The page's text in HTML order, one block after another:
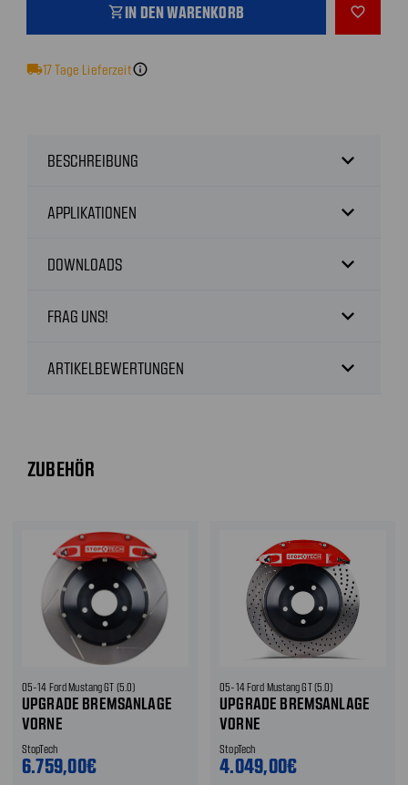
shopping_cartIN DEN WARENKORB favorite_outline
local_shipping17Tage Lieferzeitinfo
BESCHREIBUNG expand_more
APPLIKATIONEN expand_more
DOWNLOADS expand_more
FRAG UNS! expand_more
ARTIKELBEWERTUNGEN expand_more
ZUBEHÖR
05-14 Ford Mustang GT (5.0)
UPGRADE BREMSANLAGE
VORNE
StopTech
6.759,00€
05-14 Ford Mustang GT (5.0)
UPGRADE BREMSANLAGE
VORNE
StopTech
4.049,00€